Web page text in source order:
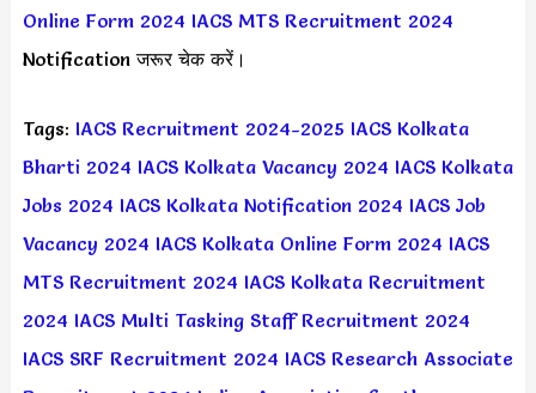
Online Form 2024 IACS MTS Recruitment 2024
Notification जरूर चेक करें।
Tags: IACS Recruitment 2024-2025 IACS Kolkata
Bharti 2024 IACS Kolkata Vacancy 2024 IACS Kolkata
Jobs 2024 IACS Kolkata Notification 2024 IACS Job
Vacancy 2024 IACS Kolkata Online Form 2024 IACS
MTS Recruitment 2024 IACS Kolkata Recruitment
2024 IACS Multi Tasking Staff Recruitment 2024
IACS SRF Recruitment 2024 IACS Research Associate